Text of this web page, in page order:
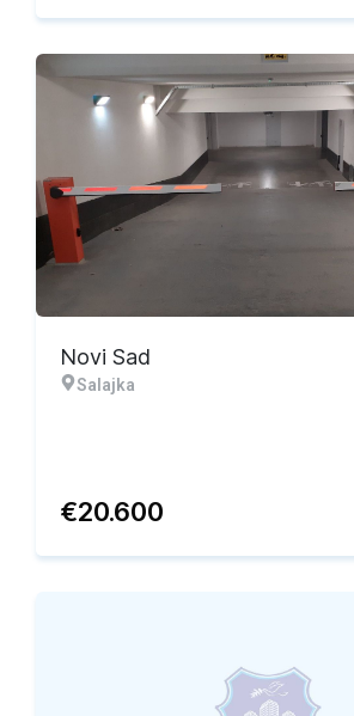
Novi Sad
Salajka
€20.600